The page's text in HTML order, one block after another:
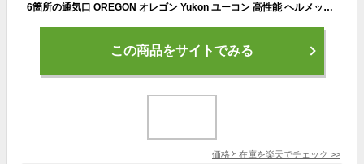
6箇所の通気口 OREGON オレゴン Yukon ユーコン 高性能 ヘルメット 林業 562412 頭部 顔面 防護 防護材 安全 保護 イヤーマフ あご紐 付き 林災防 バイザー 騒音対策 ツール 農業 造園 庭 野外 顔面保護 フェイスガード チェンソー チェーンソー【送料無料】
この商品をサイトでみる
価格と在庫を楽天でチェック >>